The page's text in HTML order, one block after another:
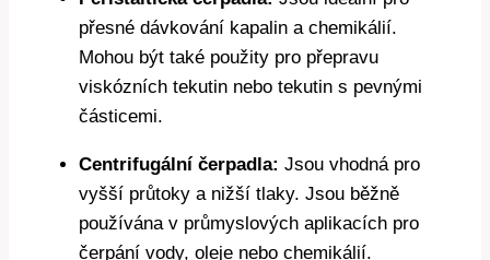
přesné dávkování kapalin a chemikálií.
Mohou být také použity pro přepravu
viskózních tekutin nebo tekutin s pevnými
částicemi.
Centrifugální čerpadla: Jsou vhodná pro
vyšší průtoky a nižší tlaky. Jsou běžně
používána v průmyslových aplikacích pro
čerpání vody, oleje nebo chemikálií.